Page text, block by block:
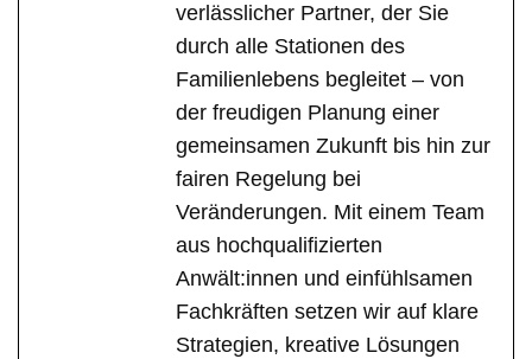
verlässlicher Partner, der Sie
durch alle Stationen des
Familienlebens begleitet – von
der freudigen Planung einer
gemeinsamen Zukunft bis hin zur
fairen Regelung bei
Veränderungen. Mit einem Team
aus hochqualifizierten
Anwält:innen und einfühlsamen
Fachkräften setzen wir auf klare
Strategien, kreative Lösungen